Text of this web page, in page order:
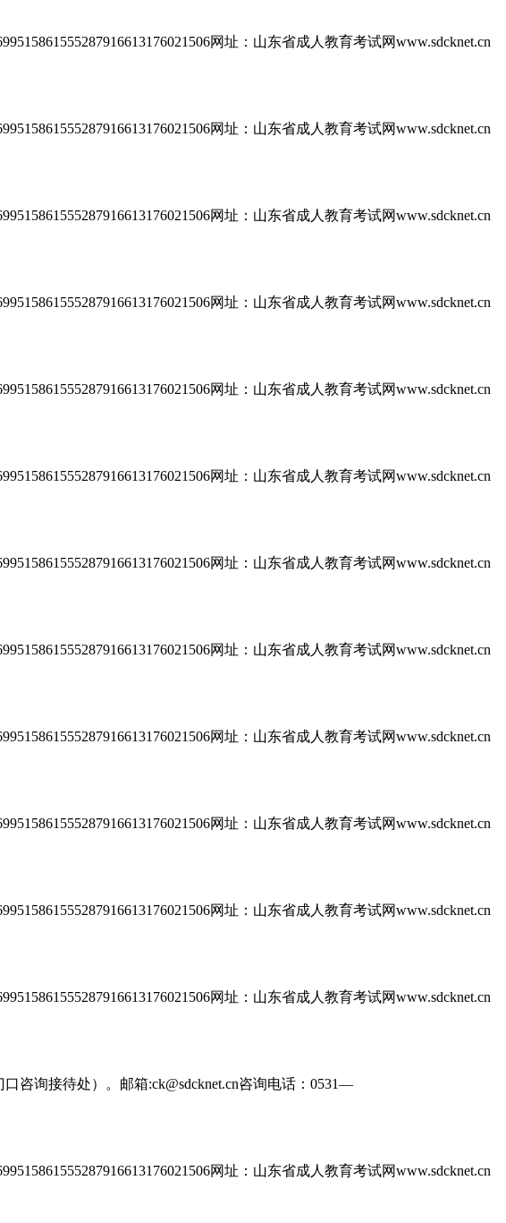
网址：山东省成人教育考试网www.sdcknet.cn
网址：山东省成人教育考试网www.sdcknet.cn
网址：山东省成人教育考试网www.sdcknet.cn
网址：山东省成人教育考试网www.sdcknet.cn
网址：山东省成人教育考试网www.sdcknet.cn
网址：山东省成人教育考试网www.sdcknet.cn
网址：山东省成人教育考试网www.sdcknet.cn
网址：山东省成人教育考试网www.sdcknet.cn
网址：山东省成人教育考试网www.sdcknet.cn
网址：山东省成人教育考试网www.sdcknet.cn
网址：山东省成人教育考试网www.sdcknet.cn
网址：山东省成人教育考试网www.sdcknet.cn
咨询接待处）。邮箱:ck@sdcknet.cn咨询电话：0531—
网址：山东省成人教育考试网www.sdcknet.cn